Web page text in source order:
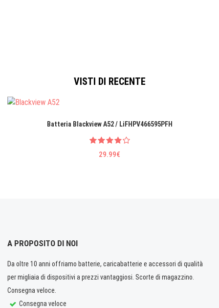
VISTI DI RECENTE
Batteria Blackview A52 / LiFHPV466595PFH
29.99€
A PROPOSITO DI NOI
Da oltre 10 anni offriamo batterie, caricabatterie e accessori di qualità
per migliaia di dispositivi a prezzi vantaggiosi. Scorte di magazzino.
Consegna veloce.
Consegna veloce